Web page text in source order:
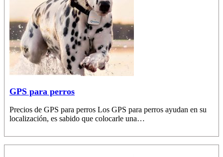
GPS para perros
Precios de GPS para perros Los GPS para perros ayudan en su
localización, es sabido que colocarle una…